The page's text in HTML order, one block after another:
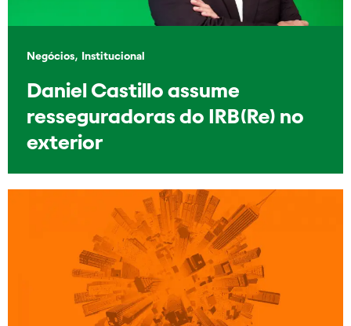
Negócios, Institucional
Daniel Castillo assume
resseguradoras do IRB(Re) no
exterior